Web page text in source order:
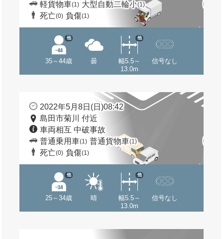
軽貨物車(1) 大型自動二輪小(1)
死亡(0) 負傷(1)
35～44歳
他
曇
幅5.5～
13.0m
他
信号なし
2022年5月8日(日)08:42
島田市菊川 付近
車両相互 中破事故
普通乗用車(1) 普通貨物車(1)
死亡(0) 負傷(1)
25～34歳
他
晴
幅5.5～
13.0m
他
信号なし